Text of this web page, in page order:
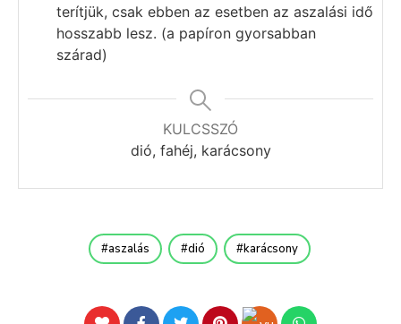
terítjük, csak ebben az esetben az aszalási idő
hosszabb lesz. (a papíron gyorsabban
szárad)
KULCSSZÓ
dió, fahéj, karácsony
aszalás dió karácsony